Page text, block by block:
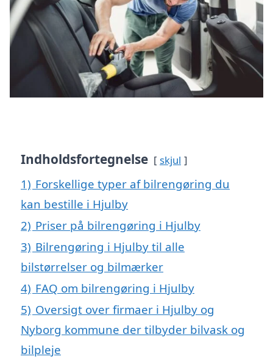
Indholdsfortegnelse skjul
1) Forskellige typer af bilrengøring du
kan bestille i Hjulby
2) Priser på bilrengøring i Hjulby
3) Bilrengøring i Hjulby til alle
bilstørrelser og bilmærker
4) FAQ om bilrengøring i Hjulby
5) Oversigt over firmaer i Hjulby og
Nyborg kommune der tilbyder bilvask og
bilpleje